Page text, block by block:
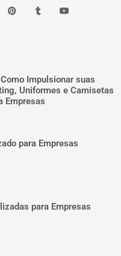
Impulsionar suas
Uniformes e Camisetas
Empresas
para Empresas
para Empresas